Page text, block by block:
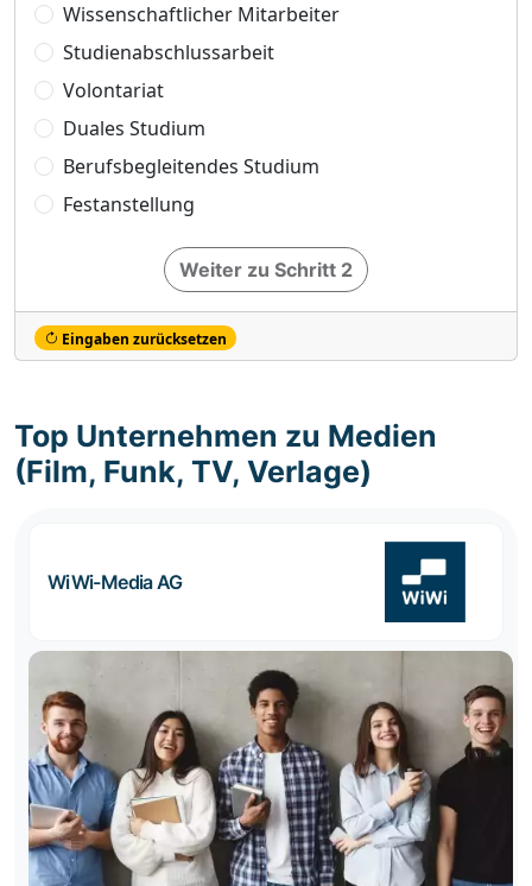
Wissenschaftlicher Mitarbeiter
Studienabschlussarbeit
Volontariat
Duales Studium
Berufsbegleitendes Studium
Festanstellung
Weiter zu Schritt 2
Eingaben zurücksetzen
Top Unternehmen zu Medien
(Film, Funk, TV, Verlage)
WiWi-Media AG